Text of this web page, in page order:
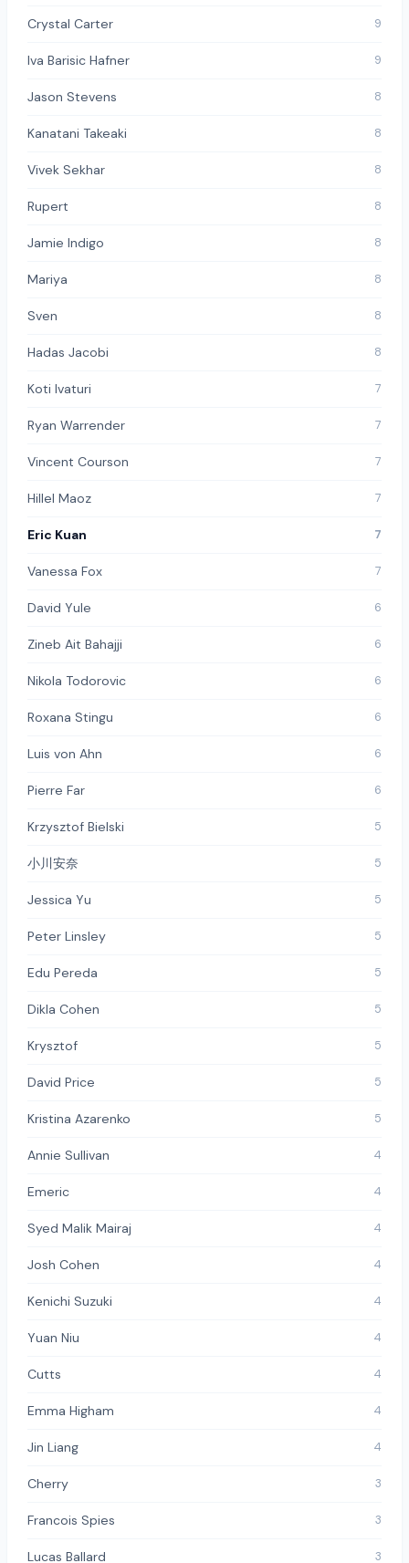
Crystal Carter 9
Iva Barisic Hafner 9
Jason Stevens 8
Kanatani Takeaki 8
Vivek Sekhar 8
Rupert 8
Jamie Indigo 8
Mariya 8
Sven 8
Hadas Jacobi 8
Koti Ivaturi 7
Ryan Warrender 7
Vincent Courson 7
Hillel Maoz 7
Eric Kuan 7
Vanessa Fox 7
David Yule 6
Zineb Ait Bahajji 6
Nikola Todorovic 6
Roxana Stingu 6
Luis von Ahn 6
Pierre Far 6
Krzysztof Bielski 5
小川安奈 5
Jessica Yu 5
Peter Linsley 5
Edu Pereda 5
Dikla Cohen 5
Krysztof 5
David Price 5
Kristina Azarenko 5
Annie Sullivan 4
Emeric 4
Syed Malik Mairaj 4
Josh Cohen 4
Kenichi Suzuki 4
Yuan Niu 4
Cutts 4
Emma Higham 4
Jin Liang 4
Cherry 3
Francois Spies 3
Lucas Ballard 3